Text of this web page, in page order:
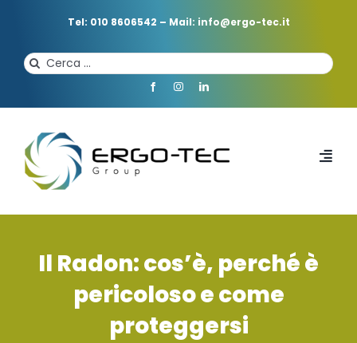
Tel: 010 8606542 – Mail: info@ergo-tec.it
Cerca
per:
HOME
CHI SIAMO
Il Radon: cos’è, perché è
pericoloso e come
proteggersi